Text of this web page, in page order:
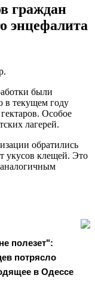
граждан
энцефалита
были
в текущем году
Особое
лагерей.
обратились
укусов клещей. Это
полезет":
потрясло
в Одессе